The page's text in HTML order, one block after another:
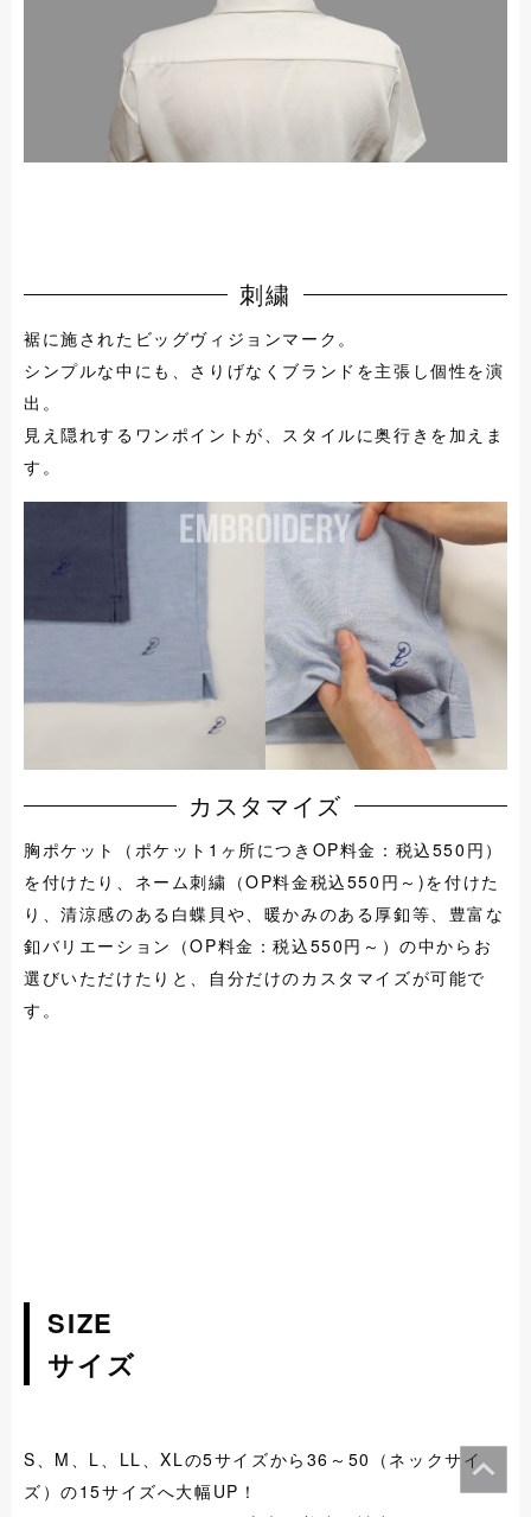
刺繍
裾に施されたビッグヴィジョンマーク。
シンプルな中にも、さりげなくブランドを主張し個性を演
出。
見え隠れするワンポイントが、スタイルに奥行きを加えま
す。
カスタマイズ
胸ポケット（ポケット1ヶ所につきOP料金：税込550円）
を付けたり、ネーム刺繍（OP料金税込550円～)を付けた
り、清涼感のある白蝶貝や、暖かみのある厚釦等、豊富な
釦バリエーション（OP料金：税込550円～）の中からお
選びいただけたりと、自分だけのカスタマイズが可能で
す。
SIZE
サイズ
S、M、L、LL、XLの5サイズから36～50（ネックサイ
ズ）の15サイズへ大幅UP！